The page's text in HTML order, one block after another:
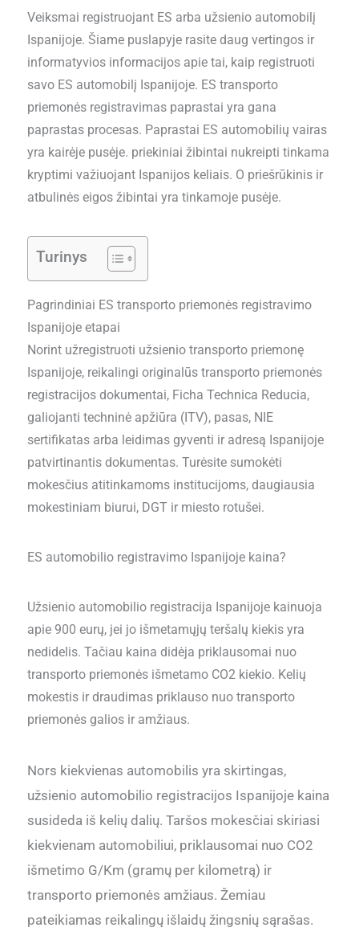
Veiksmai registruojant ES arba užsienio automobilį
Ispanijoje. Šiame puslapyje rasite daug vertingos ir
informatyvios informacijos apie tai, kaip registruoti
savo ES automobilį Ispanijoje. ES transporto
priemonės registravimas paprastai yra gana
paprastas procesas. Paprastai ES automobilių vairas
yra kairėje pusėje. priekiniai žibintai nukreipti tinkama
kryptimi važiuojant Ispanijos keliais. O priešrūkinis ir
atbulinės eigos žibintai yra tinkamoje pusėje.
Turinys
Pagrindiniai ES transporto priemonės registravimo
Ispanijoje etapai
Norint užregistruoti užsienio transporto priemonę
Ispanijoje, reikalingi originalūs transporto priemonės
registracijos dokumentai, Ficha Technica Reducia,
galiojanti techninė apžiūra (ITV), pasas, NIE
sertifikatas arba leidimas gyventi ir adresą Ispanijoje
patvirtinantis dokumentas. Turėsite sumokėti
mokesčius atitinkamoms institucijoms, daugiausia
mokestiniam biurui, DGT ir miesto rotušei.
ES automobilio registravimo Ispanijoje kaina?
Užsienio automobilio registracija Ispanijoje kainuoja
apie 900 eurų, jei jo išmetamųjų teršalų kiekis yra
nedidelis. Tačiau kaina didėja priklausomai nuo
transporto priemonės išmetamo CO2 kiekio. Kelių
mokestis ir draudimas priklauso nuo transporto
priemonės galios ir amžiaus.
Nors kiekvienas automobilis yra skirtingas,
užsienio automobilio registracijos Ispanijoje kaina
susideda iš kelių dalių. Taršos mokesčiai skiriasi
kiekvienam automobiliui, priklausomai nuo CO2
išmetimo G/Km (gramų per kilometrą) ir
transporto priemonės amžiaus. Žemiau
pateikiamas reikalingų išlaidų žingsnių sąrašas.